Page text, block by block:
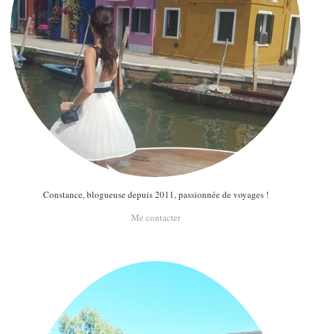
Constance, blogueuse depuis 2011, passionnée de voyages !
Me contacter